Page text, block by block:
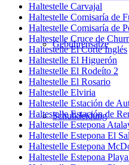
Gebührensätze
Schulkleidung
Haltestelle Carvajal
Haltestelle Comisaría de
Haltestelle Comisaría de
Haltestelle Cruce de
Haltestelle El Corte Inglés
Haltestelle El Higuerón
Haltestelle El Rodeíto 2
Haltestelle El Rosario
Haltestelle Elviria
Haltestelle Estación de
Haltestelle Estación de
Haltestelle Estepona
Haltestelle Estepona El
Haltestelle Estepona
Haltestelle Estepona